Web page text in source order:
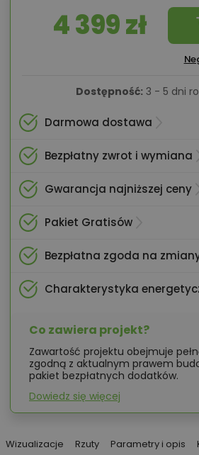
4 399 zł
Dostępność: 3 - 5 dni
Darmowa dostawa
Bezpłatny zwrot i wymiana
Gwarancja najniższej ceny
Pakiet Gratisów
Bezpłatna zgoda na
Charakterystyka
Co zawiera projekt?
Zawartość projektu obejmuje
zgodną z aktualnym prawem
pakiet bezpłatnych dodatków.
Dowiedz się więcej
Wizualizacje Rzuty Parametry i opis